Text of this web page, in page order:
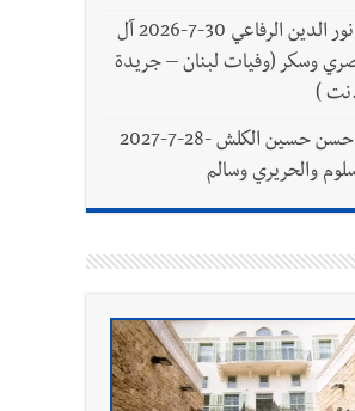
وفاة الحاج نور الدين الرفاعي 30-7-2026 آل
وسكر (وفيات لبنان – جريدة
)
وفاة الحاج حسن حسين الكلش -28-7-2027
والحريري وسالم